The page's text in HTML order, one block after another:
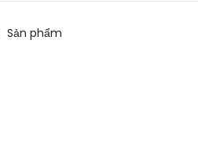
Sản phẩm